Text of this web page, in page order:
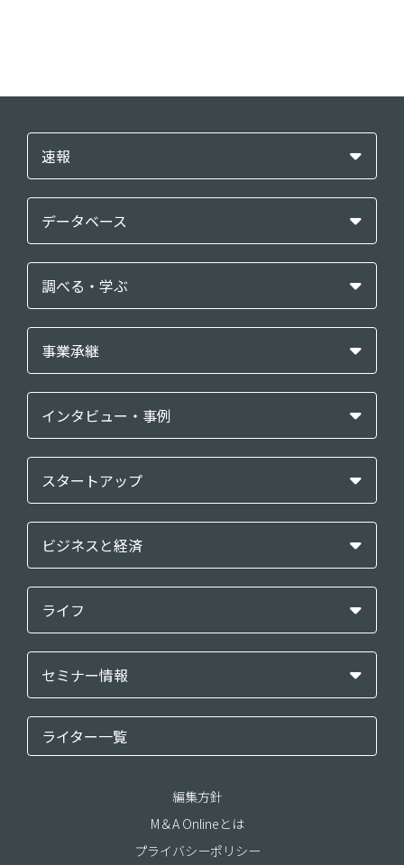
速報
データベース
調べる・学ぶ
事業承継
インタビュー・事例
スタートアップ
ビジネスと経済
ライフ
セミナー情報
ライター一覧
編集方針
M＆A Onlineとは
プライバシーポリシー